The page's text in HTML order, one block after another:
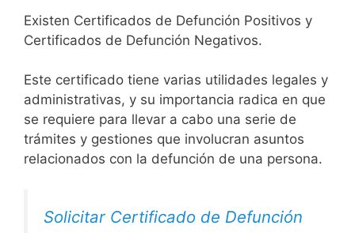
Existen Certificados de Defunción Positivos y
Certificados de Defunción Negativos.
Este certificado tiene varias utilidades legales y
administrativas, y su importancia radica en que
se requiere para llevar a cabo una serie de
trámites y gestiones que involucran asuntos
relacionados con la defunción de una persona.
Solicitar Certificado de Defunción